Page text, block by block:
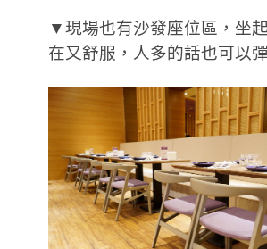
▼現場也有沙發座位區，坐
在又舒服，人多的話也可以